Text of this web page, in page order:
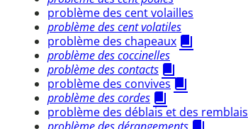
problème des cent volailles
problème des cent volatiles
problème des chapeaux
problème des coccinelles
problème des contacts
problème des convives
problème des cordes
problème des déblais et des remblais